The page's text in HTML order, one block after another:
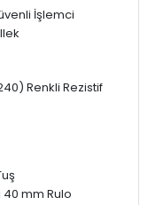
İşlemci
Renkli Rezistif
40 mm Rulo